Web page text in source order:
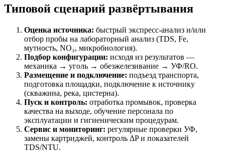
Типовой сценарий развёртывания
Оценка источника: быстрый экспресс-анализ и/или
отбор пробы на лабораторный анализ (TDS, Fe,
мутность, NO₃, микробиология).
Подбор конфигурации: исходя из результатов —
механика → уголь → обезжелезивание → УФ/RO.
Размещение и подключение: подъезд транспорта,
подготовка площадки, подключение к источнику
(скважина, река, цистерна).
Пуск и контроль: отработка промывок, проверка
качества на выходе, обучение персонала по
эксплуатации и гигиеническим процедурам.
Сервис и мониторинг: регулярные проверки УФ,
замены картриджей, контроль ΔP и показателей
TDS/NTU.